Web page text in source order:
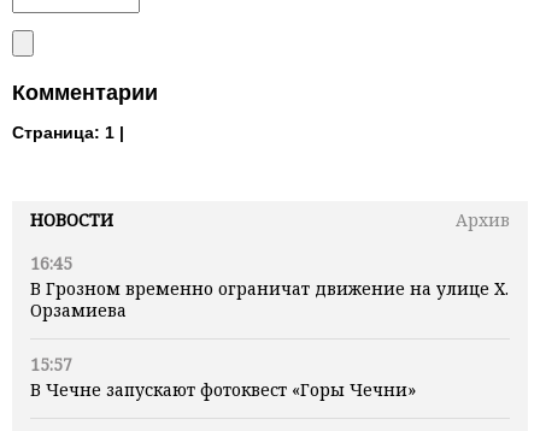
НОВОСТИ
Архив
16:45
В Грозном временно ограничат движение на улице Х.
Орзамиева
15:57
В Чечне запускают фотоквест «Горы Чечни»
Комментарии
Страница: 1 |